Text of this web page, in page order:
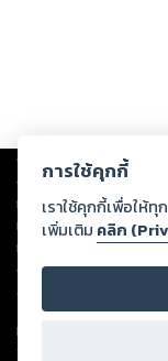
Copyright © 2026
ต่อผลงานหรือเนื้อหาใดที่
ทรัพย์สินทางปัญญาของบุ
ทุกท่านโปรดใช้วิจารณญา
หนึ่งส่วนใดขัดต่อกฎหมาย
ดำเนินการในทันที ทั้งนี้
ลิขสิทธิ์ พ.ศ. 2537 (ฉบับล่า
For support:
Version
การใช้คุกกี้
เราใช้คุกกี้เพื่อให้
เพิ่มเติม คลิก